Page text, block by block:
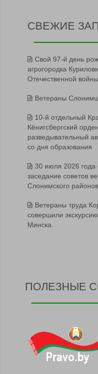
СВЕЖИЕ
Свой 97-й день
агрогородка
Отечественной
Ветераны
10-й отдельный
Кёнигсбергский
разведывательный
со дня образования
30 июля 2026 года
заседание советов
Слонимского районов
Ветераны труда
совершили
Минска.
ПОЛЕЗНЫЕ